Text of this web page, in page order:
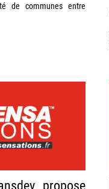
de communes entre
propose